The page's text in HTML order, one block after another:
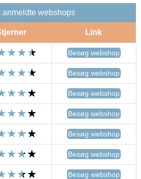
anmeldte webshops
Link
Besøg webshop
Besøg webshop
Besøg webshop
Besøg webshop
Besøg webshop
Besøg webshop
Besøg webshop